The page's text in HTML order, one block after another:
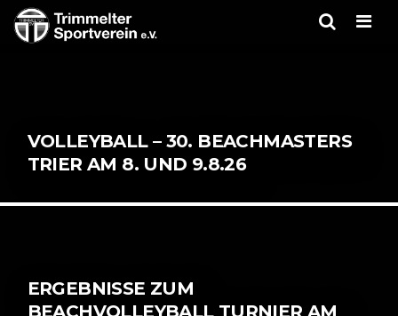
VOLLEYBALL – 30. BEACHMASTERS
TRIER AM 8. UND 9.8.26
ERGEBNISSE ZUM
BEACHVOLLEYBALL TURNIER AM